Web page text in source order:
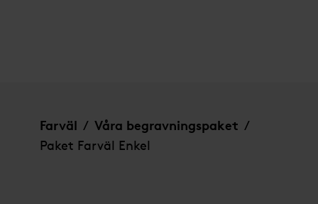
Farväl / Våra begravningspaket /
Paket Farväl Enkel